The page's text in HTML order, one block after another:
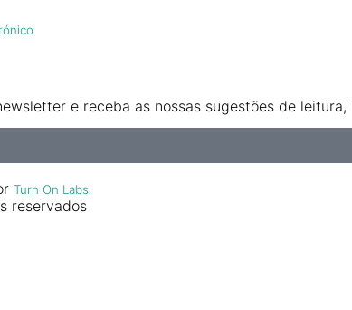
e receba as nossas sugestões de
Turn On Labs
reservados